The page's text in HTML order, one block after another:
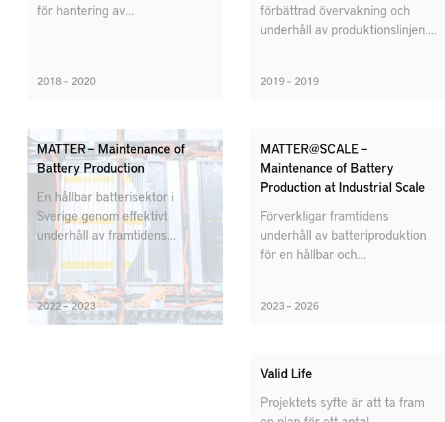
för hantering av
2018 – 2020
förbättrad övervakning och
underhåll av produktionslinjen.
underhållskedjan.
2019 – 2019
MATTER – Maintenance of
Battery Production
En hållbar batterisektor i
Sverige genom effektivt
underhåll av framtidens
batteriproduktion.
2022 – 2023
MATTER@SCALE –
Maintenance of Battery
Production at Industrial Scale
Förverkligar framtidens
underhåll av batteriproduktion
för en hållbar och
2023 – 2026
Valid Life
Projektets syfte är att ta fram